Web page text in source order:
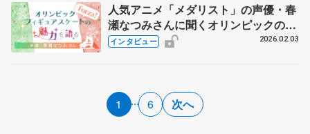
人気アニメ「メダリスト」の声優・春
瀬なつみさんに聞くオリンピックの楽
しみ方 小さな差が勝負を分けるスポ
インタビュー 2026.02.03
1 6 次へ